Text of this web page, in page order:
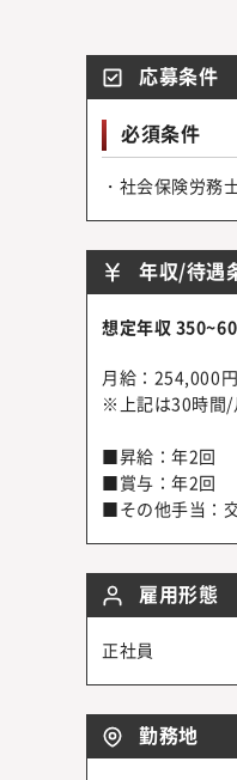
応募条件
必須条件
・社会保険労務
年収/待遇
想定年収
月給：254,000
※上記は30時間/
■昇給：年2回
■賞与：年2回
■その他手当：
雇用形態
正社員
勤務地